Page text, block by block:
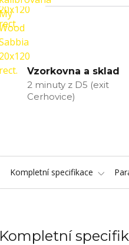
Vzorkovna a sklad
2 minuty z D5 (exit
Cerhovice)
Kompletní specifikace
Kompletní